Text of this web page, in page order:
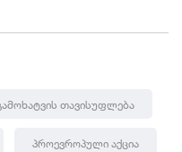
Თავისუფლება
Პროევროპული Აქცია